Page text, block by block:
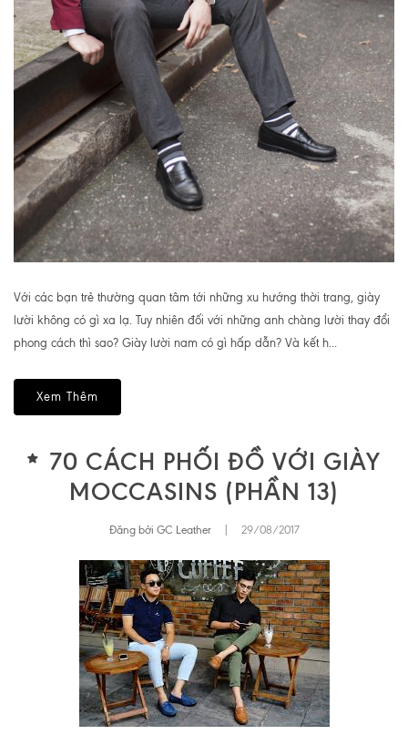
Với các bạn trẻ thường quan tâm tới những xu hướng thời trang, giày
lười không có gì xa lạ. Tuy nhiên đối với những anh chàng lười thay đổi
phong cách thì sao? Giày lười nam có gì hấp dẫn? Và kết h...
Xem Thêm
70 CÁCH PHỐI ĐỒ VỚI GIÀY
MOCCASINS (PHẦN 13)
Đăng bởi GC Leather 29/08/2017